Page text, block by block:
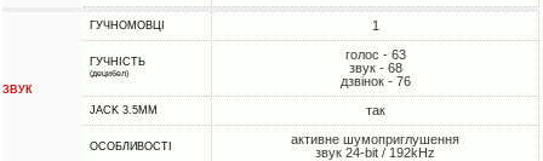
ЗВУК
ГУЧНОМОВЦІ 1
ГУЧНІСТЬ
(децибел)
голос - 63
звук - 68
дзвінок - 76
JACK 3.5MM так
ОСОБЛИВОСТІ
активне шумоприглушення
звук 24-bit / 192kHz